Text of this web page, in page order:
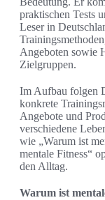
praktischen Tests
Leser in
Angeboten sowie
Zielgruppen.
Im Aufbau folgen
konkrete
Angebote und
verschiedene
wie „Warum ist
mentale Fitness“
den Alltag.
Warum ist